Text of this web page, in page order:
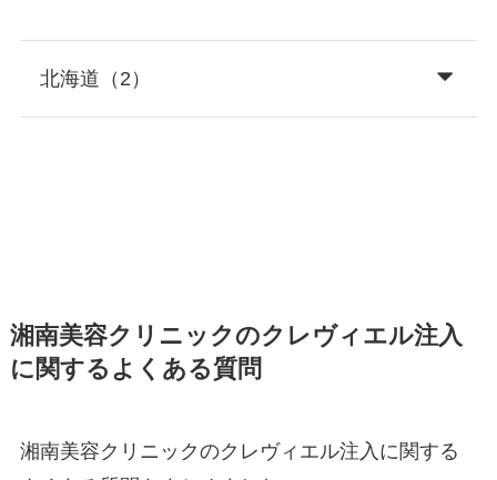
北海道（2）
湘南美容クリニックのクレヴィエル注入
に関するよくある質問
湘南美容クリニックのクレヴィエル注入に関する